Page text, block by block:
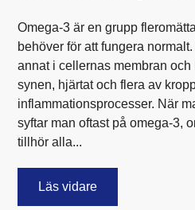
Omega-3 är en grupp
behöver för att fungera
annat i cellernas membran
synen, hjärtat och flera av
inflammationsprocesser. När
syftar man oftast på omega-3,
tillhör alla...
Läs vidare